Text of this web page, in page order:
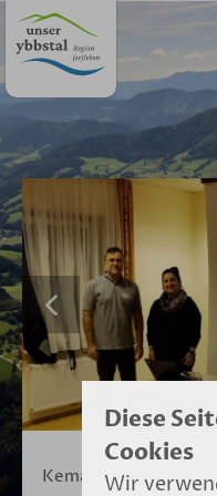
Kematen a/d Ybbs
Diese
Cookies
Wir